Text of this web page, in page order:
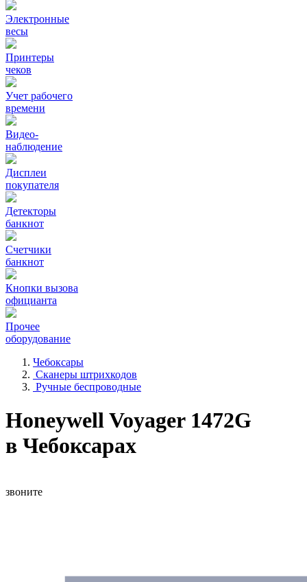
Электронные
весы
Принтеры
чеков
Учет рабочего
времени
Видео‑
наблюдение
Дисплеи
покупателя
Детекторы
банкнот
Счетчики
банкнот
Кнопки вызова
официанта
Прочее
оборудование
Чебоксары
Сканеры штрихкодов
Ручные беспроводные
Honeywell Voyager 1472G
в Чебоксарах
звоните